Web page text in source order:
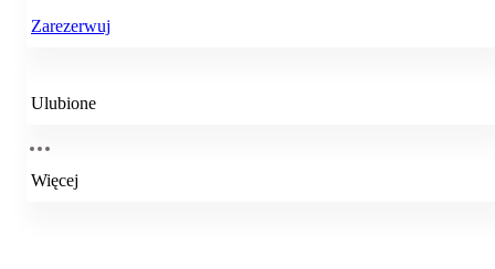
Zarezerwuj
Ulubione
Więcej